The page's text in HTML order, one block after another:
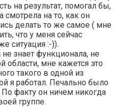
на результат, помогал бы,
смотрела на то, как он
делать то же самое ( мне
что у меня сейчас
ситуация :-)).
знает функционала, не
области, мне кажется это
такого в одной из
я работал. Печально было
По факту он ничем никогда
группе.